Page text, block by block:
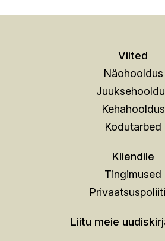
Viited
Näohooldus
Kehahooldus
Kodutarbed
Kliendile
Tingimused
Liitu meie